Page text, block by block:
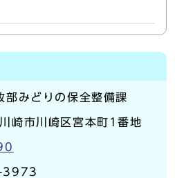
部みどりの保全整備課
市川崎区宮本町1番地
3973